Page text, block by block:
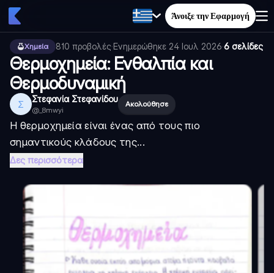
Άνοιξε την Εφαρμογή
Χημεία 810 προβολές·Ενημερώθηκε 24 Ιουλ 2026·6 σελίδες
Θερμοχημεία: Ενθαλπία και
Θερμοδυναμική
Σ Στεφανία Στεφανίδου
@ _8mwyi
Ακολούθησε
Η θερμοχημεία είναι ένας από τους πιο
σημαντικούς κλάδους της...
Δες περισσότερα